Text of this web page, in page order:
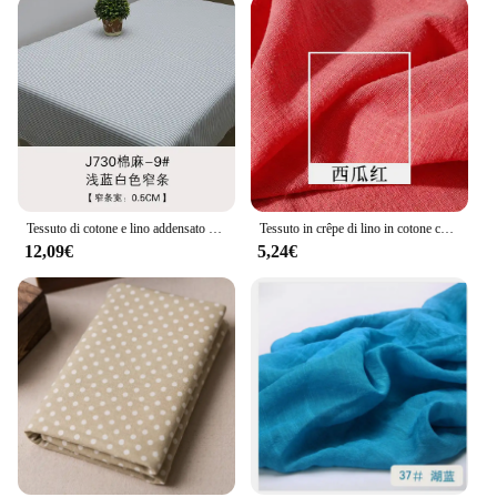
Tessuto di cotone e lino addensato a righe a scacchi tinta unita divano tessuto tovaglia tende fai da te casa tessuto di lino tinto in filo
12,09€
Tessuto in crêpe di lino in cotone con nesso di bambù panno a pieghe, abito sottile traspirante per fai da te, trapuntatura cucita a mano, estate
5,24€